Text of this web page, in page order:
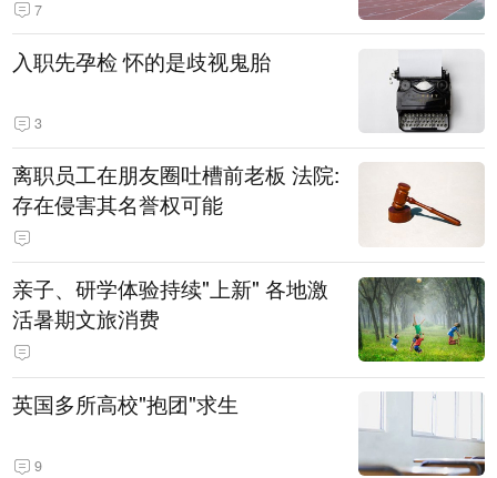
7
入职先孕检 怀的是歧视鬼胎
3
离职员工在朋友圈吐槽前老板 法院:
存在侵害其名誉权可能
亲子、研学体验持续"上新" 各地激
活暑期文旅消费
英国多所高校"抱团"求生
9